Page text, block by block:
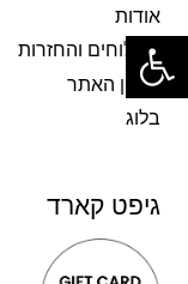
אודות
משלוחים והחזרות
תקנון האתר
בלוג
גיפט קארד
פתח סרגל